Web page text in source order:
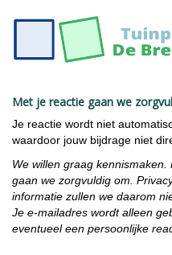
Met je reactie gaan we
Je reactie wordt niet
waardoor jouw bijdrage niet
We willen graag kennismaken.
gaan we zorgvuldig om.
informatie zullen we daarom
Je e-mailadres wordt alleen
eventueel een persoonlijke